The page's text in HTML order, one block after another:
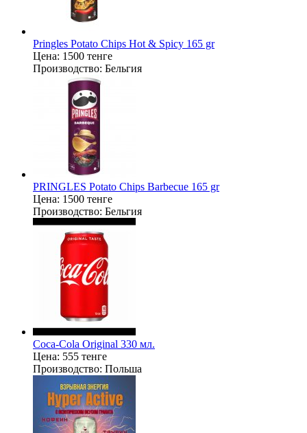
Pringles Potato Chips Hot & Spicy 165 gr
Цена: 1500 тенге
Производство: Бельгия
PRINGLES Potato Chips Barbecue 165 gr
Цена: 1500 тенге
Производство: Бельгия
Coca-Cola Original 330 мл.
Цена: 555 тенге
Производство: Польша